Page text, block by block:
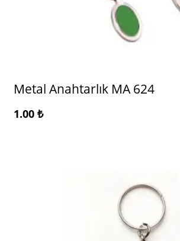
Metal Anahtarlık MA 624
1.00 ₺